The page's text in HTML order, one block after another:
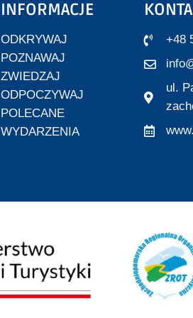
INFORMACJE
ODKRYWAJ
POZNAWAJ
ZWIEDZAJ
ODPOCZYWAJ
POLECANE
WYDARZENIA
+48
ul.